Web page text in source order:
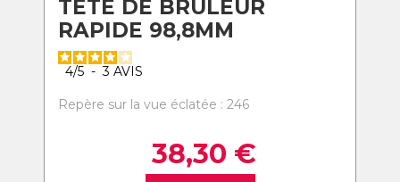
TETE DE BRULEUR
RAPIDE 98,8MM
4/5 - 3 AVIS
Repère sur la vue éclatée : 246
38,30 €